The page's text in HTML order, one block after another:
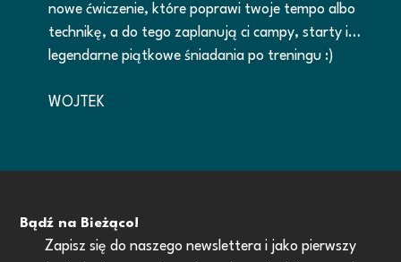
nowe ćwiczenie, które poprawi twoje tempo albo
technikę, a do tego zaplanują ci campy, starty i…
legendarne piątkowe śniadania po treningu :)
WOJTEK
Bądź na Bieżąco!
Zapisz się do naszego newslettera i jako pierwszy